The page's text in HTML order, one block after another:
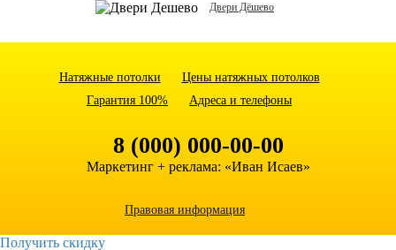
Двери Дёшево
Натяжные потолки
Цены натяжных потолков
Гарантия 100%
Адреса и телефоны
8 (000) 000-00-00
Маркетинг + реклама: «Иван Исаев»
Правовая информация
Получить скидку